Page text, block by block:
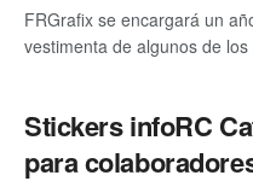
FRGrafix se encargará un
vestimenta de algunos de
Stickers infoRC
para